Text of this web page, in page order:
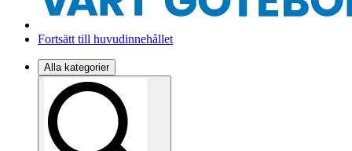
Fortsätt till huvudinnehållet
Alla kategorier